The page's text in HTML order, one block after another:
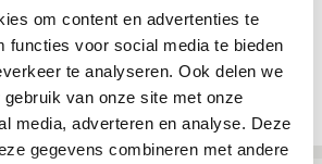
om content en advertenties te
functies voor social media te bieden
te analyseren. Ook delen we
van onze site met onze
media, adverteren en analyse. Deze
gegevens combineren met andere
wij HEEL trots op onze
Miranda van Ark en Cees van
Leeuwen.